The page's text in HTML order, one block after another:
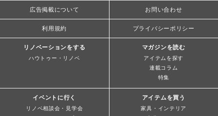
広告掲載について お問い合わせ
利用規約 プライバシーポリシー
リノベーションをする
ハウトゥー・リノベ
マガジンを読む
アイテムを探す
連載コラム
特集
イベントに行く
リノベ相談会・見学会
アイテムを買う
家具・インテリア